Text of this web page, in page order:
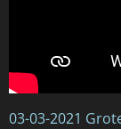
03-03-2021